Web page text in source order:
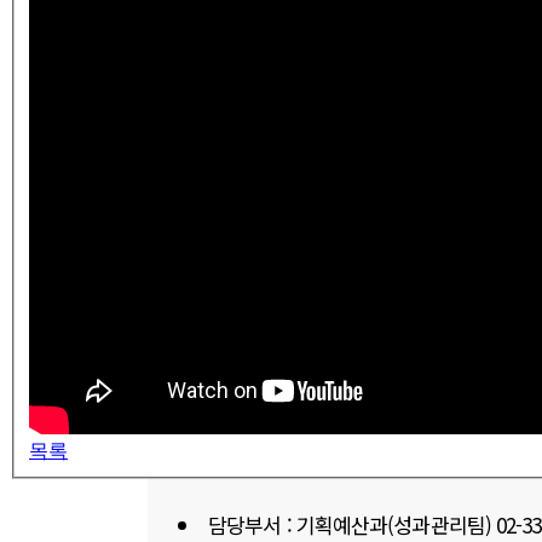
목록
담당부서 : 기획예산과(성과관리팀) 02-